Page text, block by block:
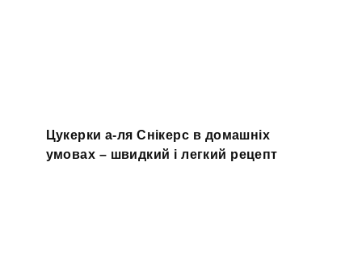
Цукерки а-ля Снікерс в домашніх
умовах – швидкий і легкий рецепт